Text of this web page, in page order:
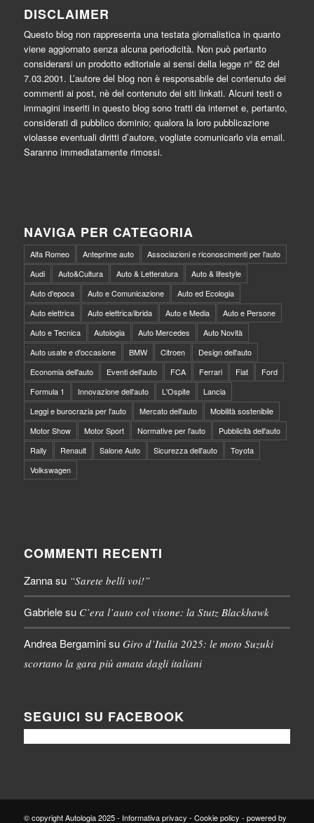
DISCLAIMER
Questo blog non rappresenta una testata giornalistica in quanto
viene aggiornato senza alcuna periodicità. Non può pertanto
considerarsi un prodotto editoriale ai sensi della legge n° 62 del
7.03.2001. L’autore del blog non è responsabile del contenuto dei
commenti ai post, nè del contenuto dei siti linkati. Alcuni testi o
immagini inseriti in questo blog sono tratti da internet e, pertanto,
considerati di pubblico dominio; qualora la loro pubblicazione
violasse eventuali diritti d’autore, vogliate comunicarlo via email.
Saranno immediatamente rimossi.
NAVIGA PER CATEGORIA
Alfa Romeo Anteprime auto
Associazioni e riconoscimenti per l'auto
Audi
Auto&Cultura Auto & Letteratura
Auto & lifestyle
Auto d'epoca
Auto e Comunicazione
Auto ed Ecologia
Auto elettrica
Auto elettrica/ibrida Auto e Media
Auto e Persone
Auto e Tecnica
Autologia Auto Mercedes
Auto Novità
Auto usate e d'occasione
BMW Citroen
Design dell'auto
Economia dell'auto
Eventi dell'auto FCA Ferrari Fiat
Ford
Formula 1
Innovazione dell'auto L'Ospite
Lancia
Leggi e burocrazia per l'auto
Mercato dell'auto
Mobilità sostenibile
Motor Show
Motor Sport Normative per l'auto
Pubblicità dell'auto
Rally
Renault Salone Auto Sicurezza dell'auto
Toyota
Volkswagen
COMMENTI RECENTI
Zannasu “Sarete belli voi!”
Gabrielesu C’era l’auto col visone: la Stutz Blackhawk
Andrea Bergaminisu Giro d’Italia 2025: le moto Suzuki
scortano la gara più amata dagli italiani
SEGUICI SU FACEBOOK
© copyright Autologia 2025 - Informativa privacy - Cookie policy - powered by